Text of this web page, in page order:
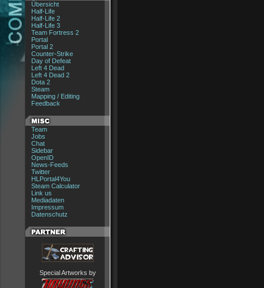
Übersicht
Half-Life
Half-Life 2
Half-Life 3
Team Fortress 2
Portal
Portal 2
Counter-Strike
Day of Defeat
Left 4 Dead
Left 4 Dead 2
Dota 2
Steam
Mapping / Editing
Feedback
Team
Jobs
Chat
Sidebar
OpenID
News-Feeds
Twitter
HLPortal4You
Steam Calculator
Link us
Mediadaten
Impressum
Datenschutz
Special Artworks by